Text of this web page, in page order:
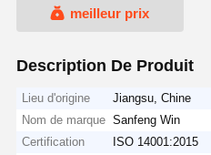
meilleur prix
Description De Produit
Lieu d'origine
Jiangsu, Chine
Nom de marque Sanfeng Win
Certification
ISO 14001:2015